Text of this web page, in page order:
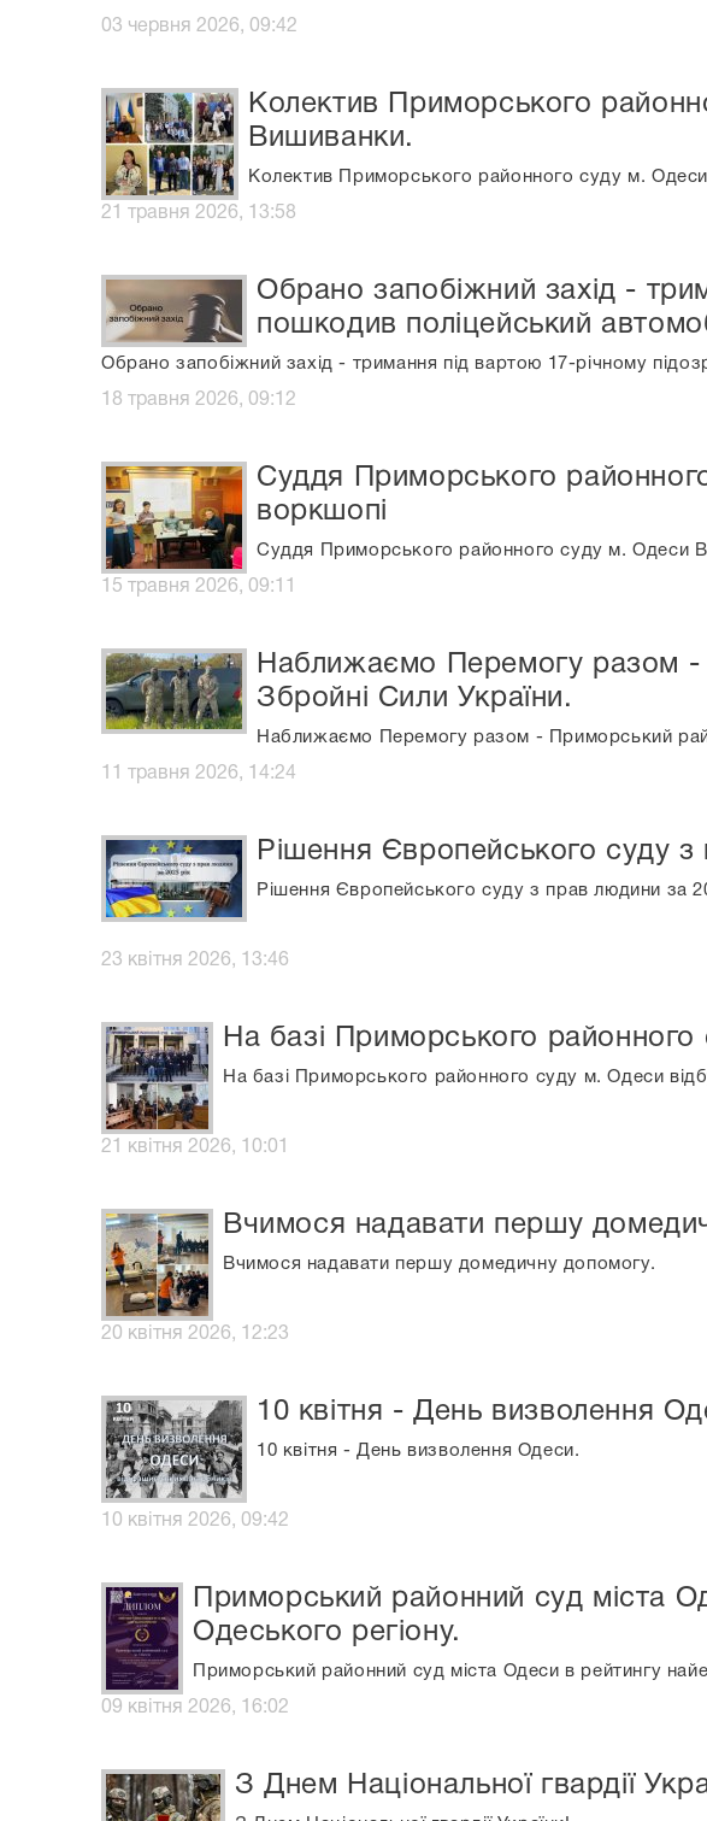
03 червня 2026, 09:42
Колектив Приморського
Вишиванки.
Колектив Приморського районного суду м.
21 травня 2026, 13:58
Обрано запобіжний захід -
пошкодив поліцейський
Обрано запобіжний захід - тримання під вартою 17-річному
18 травня 2026, 09:12
Суддя Приморського
воркшопі
Суддя Приморського районного суду м. Одеси
15 травня 2026, 09:11
Наближаємо Перемогу разом -
Збройні Сили України.
Наближаємо Перемогу разом - Приморський
11 травня 2026, 14:24
Рішення Європейського суду
Рішення Європейського суду з прав людини за
23 квітня 2026, 13:46
На базі Приморського районного
На базі Приморського районного суду м. Одеси
21 квітня 2026, 10:01
Вчимося надавати першу
Вчимося надавати першу домедичну допомогу.
20 квітня 2026, 12:23
10 квітня - День визволення
10 квітня - День визволення Одеси.
10 квітня 2026, 09:42
Приморський районний суд міста
Одеського регіону.
Приморський районний суд міста Одеси в рейтингу
09 квітня 2026, 16:02
З Днем Національної гвардії